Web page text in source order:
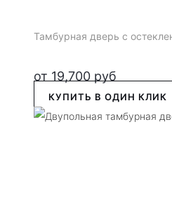
Тамбурная дверь с
от 19,700 руб
КУПИТЬ В ОДИН КЛИК